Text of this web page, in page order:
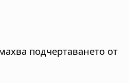
подчертаването от